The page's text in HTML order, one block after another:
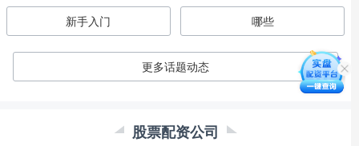
新手入门 哪些
更多话题动态
股票配资公司